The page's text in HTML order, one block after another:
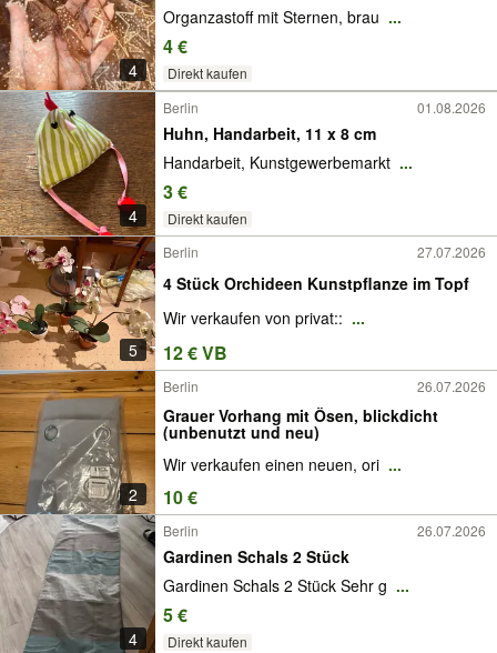
4
Organzastoff mit Sternen, brau ...
4 €
Direkt kaufen
4
Berlin 01.08.2026
Huhn, Handarbeit, 11 x 8 cm
Handarbeit, Kunstgewerbemarkt ...
3 €
Direkt kaufen
5
Berlin 27.07.2026
4 Stück Orchideen Kunstpflanze im Topf
Wir verkaufen von privat:: ...
12 € VB
2
Berlin 26.07.2026
Grauer Vorhang mit Ösen, blickdicht
(unbenutzt und neu)
Wir verkaufen einen neuen, ori ...
10 €
4
Berlin 26.07.2026
Gardinen Schals 2 Stück
Gardinen Schals 2 Stück Sehr g ...
5 €
Direkt kaufen